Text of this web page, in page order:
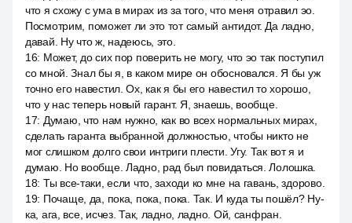
что я схожу с ума в мирах из за того, что меня отравил эо.
Посмотрим, поможет ли это тот самый антидот. Да ладно,
давай. Ну что ж, надеюсь, это.
16: Может, до сих пор поверить не могу, что эо так поступил
со мной. Знал бы я, в каком мире он обосновался. Я бы уж
точно его навестил. Ох, как я бы его навестил то хорошо,
что у нас теперь новый гарант. Я, знаешь, вообще.
17: Думаю, что нам нужно, как во всех нормальных мирах,
сделать гаранта выбранной должностью, чтобы никто не
мог слишком долго свои интриги плести. Угу. Так вот я и
думаю. Но вообще. Ладно, рад был повидаться. Лолошка.
18: Ты все-таки, если что, заходи ко мне на гавань, здорово.
19: Почаще, да, пока, пока, пока. Так. И куда ты пошёл? Ну-
ка, ага, все, исчез. Так, ладно, ладно. Ой, санфран.